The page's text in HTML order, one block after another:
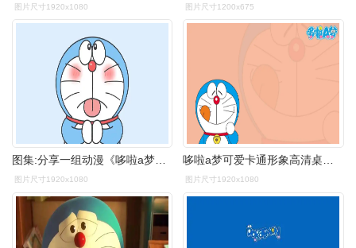
图片尺寸1920x1080 图片尺寸1200x675
图集:分享一组动漫《哆啦a梦》呆萌壁纸,欢迎收藏!
图片尺寸1920x1080
哆啦a梦可爱卡通形象高清桌面壁纸高清大图预览1920x1200_卡通动漫
图片尺寸1920x1080